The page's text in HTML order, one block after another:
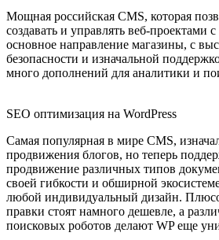
Мощная российская CMS, которая
создавать и управлять веб-проектами
основное направление магазины, с
безопасности и изначальной
много дополнений для аналитики и
SEO оптимизация на WordPress
Самая популярная в мире CMS,
продвижения блогов, но теперь
продвижение различных типов
своей гибкости и обширной
любой индивидуальный дизайн.
правки стоят намного дешевле, а
поисковых роботов делают WP еще